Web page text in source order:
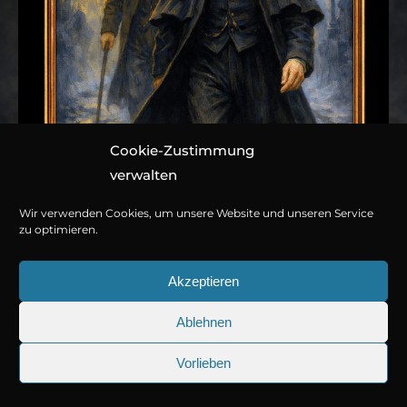
Cookie-Zustimmung
verwalten
Wir verwenden Cookies, um unsere Website und unseren Service
zu optimieren.
Akzeptieren
Ablehnen
Vorlieben
Band 005: Der
© Copyright 2026Titania Medien GmbH.